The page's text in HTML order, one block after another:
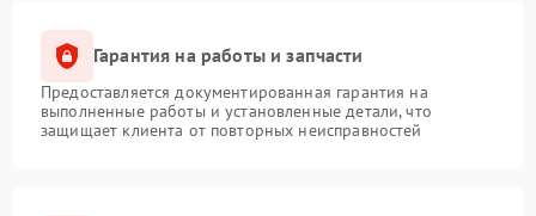
Гарантия на работы и запчасти
Предоставляется документированная гарантия на
выполненные работы и установленные детали, что
защищает клиента от повторных неисправностей